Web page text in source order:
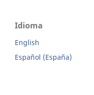
Idioma
English
Español (España)